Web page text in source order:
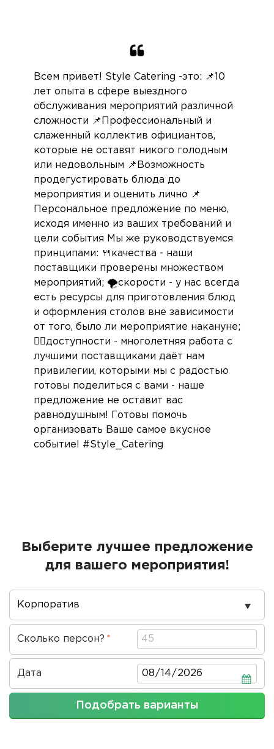
Всем привет! Style Catering -это: 📌10
лет опыта в сфере выездного
обслуживания мероприятий различной
сложности 📌Профессиональный и
слаженный коллектив официантов,
которые не оставят никого голодным
или недовольным 📌Возможность
продегустировать блюда до
мероприятия и оценить лично 📌
Персональное предложение по меню,
исходя именно из ваших требований и
цели события Мы же руководствуемся
принципами: 🍴качества - наши
поставщики проверены множеством
мероприятий; 🌪скорости - у нас всегда
есть ресурсы для приготовления блюд
и оформления столов вне зависимости
от того, было ли мероприятие накануне;
👍🏼доступности - многолетняя работа с
лучшими поставщиками даёт нам
привилегии, которыми мы с радостью
готовы поделиться с вами - наше
предложение не оставит вас
равнодушным! Готовы помочь
организовать Ваше самое вкусное
событие! #Style_Catering
Выберите лучшее предложение
для вашего мероприятия!
Повод
проведения
Сколько персон?
Дата Дата
Подобрать варианты